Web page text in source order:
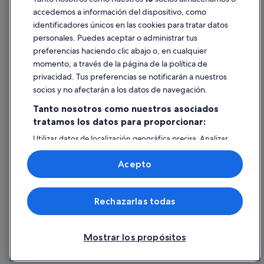
Paradores hoteles en Granada
Condominios en Provincia de Granada
Casas privadas de vacaciones en Provincia de Granada
Ayuda
Cancelar un vuelo
Cancelar una reserva de hotel o de un alquiler vacacional
Utilizar un cupón de Expedia
Documentos para viajes internacionales
© 2026 Expedia, Inc., una empresa de Expedia Group. Todos los
derechos reservados. Expedia y el logotipo de Expedia son marcas
comerciales o marcas comerciales registradas de Expedia, Inc.
accedemos a información del dispositivo, como
identificadores únicos en las cookies para tratar datos
personales. Puedes aceptar o administrar tus
preferencias haciendo clic abajo o, en cualquier
momento, a través de la página de la política de
privacidad. Tus preferencias se notificarán a nuestros
socios y no afectarán a los datos de navegación.
Tanto nosotros como nuestros asociados
tratamos los datos para proporcionar:
Utilizar datos de localización geográfica precisa. Analizar
activamente las características del dispositivo para su
identificación. Almacenar la información en un dispositivo
y/o acceder a ella. Publicidad y contenido personalizados,
medición de publicidad y contenido, investigación de
audiencia y desarrollo de servicios.
Lista de asociados (proveedores)
Mostrar los propósitos
Rechazarlas todas
Acepto